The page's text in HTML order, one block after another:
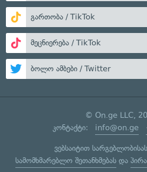
გართობა / TikTok
მეცნიერება / TikTok
ბოლო ამბები / Twitter
© On.ge LLC,
კონტაქტი: info@on.ge
ვებსაიტით
სამომხმარებლო შეთანხმებასდა